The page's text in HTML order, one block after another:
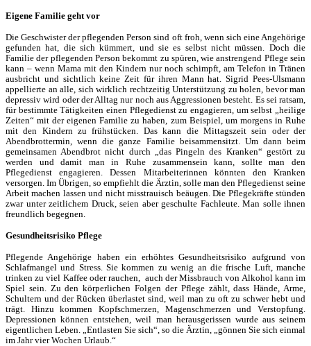
Eigene Familie geht vor
Die Geschwister der pflegenden Person sind oft froh, wenn sich eine Angehörige
gefunden hat, die sich kümmert, und sie es selbst nicht müssen. Doch die
Familie der pflegenden Person bekommt zu spüren, wie anstrengend Pflege sein
kann – wenn Mama mit den Kindern nur noch schimpft, am Telefon in Tränen
ausbricht und sichtlich keine Zeit für ihren Mann hat. Sigrid Pees-Ulsmann
appellierte an alle, sich wirklich rechtzeitig Unterstützung zu holen, bevor man
depressiv wird oder der Alltag nur noch aus Aggressionen besteht. Es sei ratsam,
für bestimmte Tätigkeiten einen Pflegedienst zu engagieren, um selbst „heilige
Zeiten“ mit der eigenen Familie zu haben, zum Beispiel, um morgens in Ruhe
mit den Kindern zu frühstücken. Das kann die Mittagszeit sein oder der
Abendbrottermin, wenn die ganze Familie beisammensitzt. Um dann beim
gemeinsamen Abendbrot nicht durch „das Pingeln des Kranken“ gestört zu
werden und damit man in Ruhe zusammensein kann, sollte man den
Pflegedienst engagieren. Dessen Mitarbeiterinnen könnten den Kranken
versorgen. Im Übrigen, so empfiehlt die Ärztin, solle man den Pflegedienst seine
Arbeit machen lassen und nicht misstrauisch beäugen. Die Pflegekräfte stünden
zwar unter zeitlichem Druck, seien aber geschulte Fachleute. Man solle ihnen
freundlich begegnen.
Gesundheitsrisiko Pflege
Pflegende Angehörige haben ein erhöhtes Gesundheitsrisiko aufgrund von
Schlafmangel und Stress. Sie kommen zu wenig an die frische Luft, manche
trinken zu viel Kaffee oder rauchen,
auch der Missbrauch von Alkohol kann im
Spiel sein. Zu den körperlichen Folgen der Pflege zählt, dass Hände, Arme,
Schultern und der Rücken überlastet sind, weil man zu oft zu schwer hebt und
trägt. Hinzu kommen Kopfschmerzen, Magenschmerzen und Verstopfung.
Depressionen können entstehen, weil man herausgerissen wurde aus seinem
eigentlichen Leben. „Entlasten Sie sich“, so die Ärztin, „gönnen Sie sich einmal
im Jahr vier Wochen Urlaub.“